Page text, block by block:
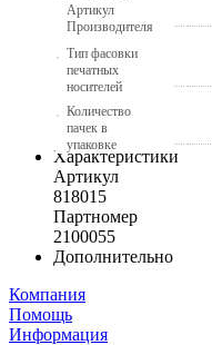
Артикул
Производителя
Тип фасовки
печатных
носителей
Количество
пачек в
упаковке
Характеристики
Артикул
818015
Партномер
2100055
Дополнительно
Компания
Помощь
Информация